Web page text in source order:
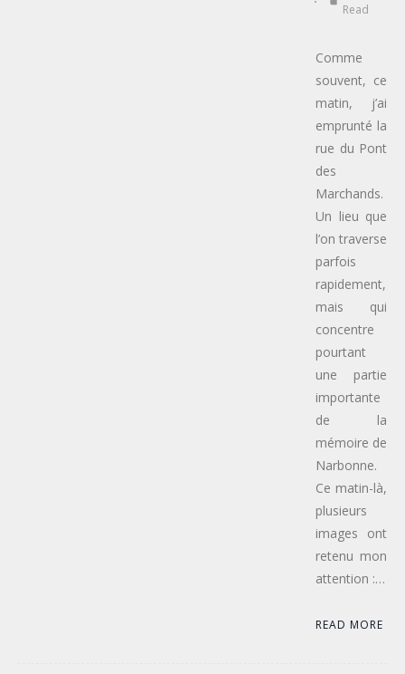
Read
Comme
souvent, ce
matin, j’ai
emprunté la
rue du Pont
des
Marchands.
Un lieu que
l’on traverse
parfois
rapidement,
mais qui
concentre
pourtant
une partie
importante
de la
mémoire de
Narbonne.
Ce matin-là,
plusieurs
images ont
retenu mon
attention :…
READ MORE